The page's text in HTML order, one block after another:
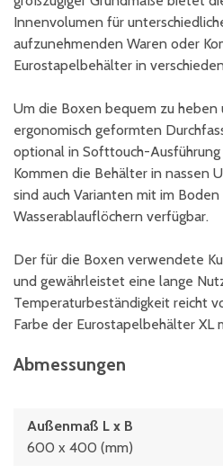
Innenvolumen für
aufzunehmenden Waren oder
Eurostapelbehälter in
Um die Boxen bequem zu heben
ergonomisch geformten
optional in Softtouch-
Kommen die Behälter in nassen
sind auch Varianten mit im
Wasserablauflöchern verfügbar.
Der für die Boxen verwendete
und gewährleistet eine lange
Temperaturbeständigkeit reicht
Farbe der Eurostapelbehälter XL
Abmessungen
Außenmaß L x B
600 x 400 (mm)